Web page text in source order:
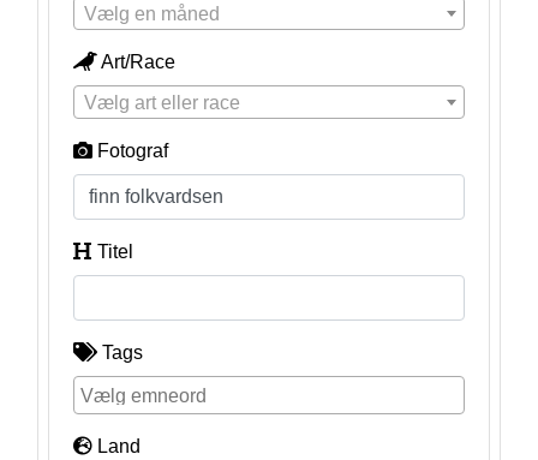
Vælg en måned
Art/Race
Vælg art eller race
Fotograf
Titel
Tags
Land